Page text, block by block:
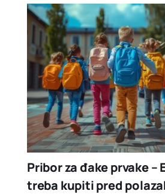
Pribor za đake prvake –
treba kupiti pred